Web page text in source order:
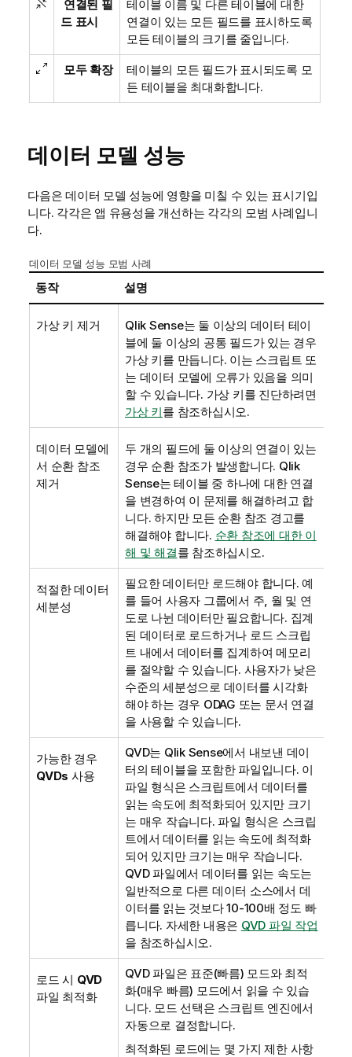
연결된 필
드 표시
테이블 이름 및 다른 테이블에 대한
연결이 있는 모든 필드를 표시하도록
모든 테이블의 크기를 줄입니다.
모두 확장
테이블의 모든 필드가 표시되도록 모
든 테이블을 최대화합니다.
데이터 모델 성능
다음은 데이터 모델 성능에 영향을 미칠 수 있는 표시기입
니다. 각각은 앱 유용성을 개선하는 각각의 모범 사례입니
다.
데이터 모델 성능 모범 사례
동작 설명
가상 키 제거 Qlik Sense는 둘 이상의 데이터 테이
블에 둘 이상의 공통 필드가 있는 경우
가상 키를 만듭니다. 이는 스크립트 또
는 데이터 모델에 오류가 있음을 의미
할 수 있습니다. 가상 키를 진단하려면
가상 키를 참조하십시오.
데이터 모델에
서 순환 참조
제거
두 개의 필드에 둘 이상의 연결이 있는
경우 순환 참조가 발생합니다. Qlik
Sense는 테이블 중 하나에 대한 연결
을 변경하여 이 문제를 해결하려고 합
니다. 하지만 모든 순환 참조 경고를
해결해야 합니다. 순환 참조에 대한 이
해 및 해결를 참조하십시오.
적절한 데이터
세분성
필요한 데이터만 로드해야 합니다. 예
를 들어 사용자 그룹에서 주, 월 및 연
도로 나뉜 데이터만 필요합니다. 집계
된 데이터로 로드하거나 로드 스크립
트 내에서 데이터를 집계하여 메모리
를 절약할 수 있습니다. 사용자가 낮은
수준의 세분성으로 데이터를 시각화
해야 하는 경우 ODAG 또는 문서 연결
을 사용할 수 있습니다.
가능한 경우
QVDs 사용
QVD는 Qlik Sense에서 내보낸 데이
터의 테이블을 포함한 파일입니다. 이
파일 형식은 스크립트에서 데이터를
읽는 속도에 최적화되어 있지만 크기
는 매우 작습니다. 파일 형식은 스크립
트에서 데이터를 읽는 속도에 최적화
되어 있지만 크기는 매우 작습니다.
QVD파일에서 데이터를 읽는 속도는
일반적으로 다른 데이터 소스에서 데
이터를 읽는 것보다 10-100배 정도 빠
릅니다. 자세한 내용은 QVD 파일 작업
을 참조하십시오.
로드 시 QVD
파일 최적화
QVD파일은 표준(빠름) 모드와 최적
화(매우 빠름) 모드에서 읽을 수 있습
니다. 모드 선택은 스크립트 엔진에서
자동으로 결정합니다.
최적화된 로드에는 몇 가지 제한 사항